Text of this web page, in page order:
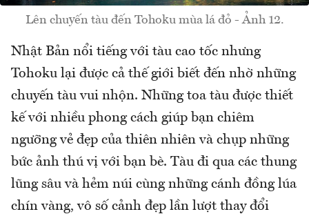
Lên chuyến tàu đến Tohoku mùa lá đỏ - Ảnh 12.
Nhật Bản nổi tiếng với tàu cao tốc nhưng
Tohoku lại được cả thế giới biết đến nhờ những
chuyến tàu vui nhộn. Những toa tàu được thiết
kế với nhiều phong cách giúp bạn chiêm
ngưỡng vẻ đẹp của thiên nhiên và chụp những
bức ảnh thú vị với bạn bè. Tàu đi qua các thung
lũng sâu và hẻm núi cùng những cánh đồng lúa
chín vàng, vô số cảnh đẹp lần lượt thay đổi